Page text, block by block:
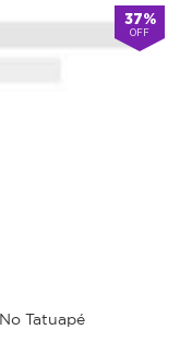
37%
OFF
Tatuapé